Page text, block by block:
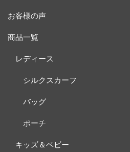
お客様の声
商品一覧
レディース
シルクスカーフ
バッグ
ポーチ
キッズ＆ベビー